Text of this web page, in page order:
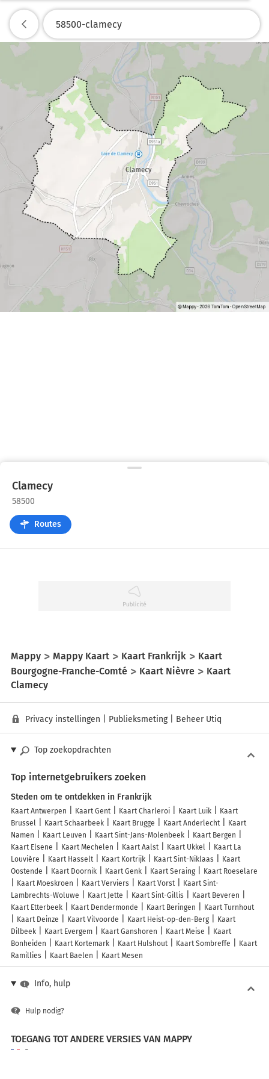
Clamecy
58500
Routes
Mappy Mappy Kaart Kaart Frankrijk
Kaart
Bourgogne-Franche-Comté
Kaart Nièvre
Kaart
Clamecy
Privacy instellingen Publieksmeting| Beheer Utiq
Top zoekopdrachten
Top internetgebruikers zoeken
Steden om te ontdekken in Frankrijk
Kaart Antwerpen Kaart Gent Kaart Charleroi Kaart Luik
Kaart
Brussel
Kaart Schaarbeek Kaart Brugge Kaart Anderlecht
Kaart
Namen
Kaart Leuven Kaart Sint-Jans-Molenbeek
Kaart Bergen
Kaart Elsene
Kaart Mechelen Kaart Aalst Kaart Ukkel
Kaart La
Louvière
Kaart Hasselt Kaart Kortrijk Kaart Sint-Niklaas
Kaart
Oostende
Kaart Doornik Kaart Genk Kaart Seraing
Kaart Roeselare
Kaart Moeskroen
Kaart Verviers Kaart Vorst
Kaart Sint-
Lambrechts-Woluwe
Kaart Jette Kaart Sint-Gillis
Kaart Beveren
Kaart Etterbeek
Kaart Dendermonde Kaart Beringen
Kaart Turnhout
Kaart Deinze
Kaart Vilvoorde Kaart Heist-op-den-Berg
Kaart
Dilbeek
Kaart Evergem Kaart Ganshoren Kaart Meise
Kaart
Bonheiden
Kaart Kortemark Kaart Hulshout Kaart Sombreffe
Kaart
Ramillies
Kaart Baelen Kaart Mesen
Info, hulp
Hulp nodig?
TOEGANG TOT ANDERE VERSIES VAN MAPPY
France